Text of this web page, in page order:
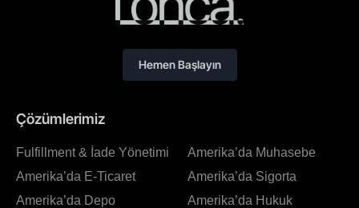
Çözümlerimiz
Fulfillment & İade Yönetimi
Amerika’da E-Ticaret
Amerika’da Depo
Amerika’da Muhasebe
Amerika’da Sigorta
Amerika’da Hukuk
Hemen Başlayın